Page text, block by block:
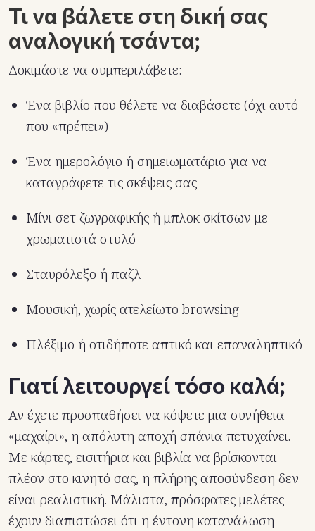
Τι να βάλετε στη δική σας
αναλογική τσάντα;
Δοκιμάστε να συμπεριλάβετε:
Ένα βιβλίο που θέλετε να διαβάσετε (όχι αυτό
που «πρέπει»)
Ένα ημερολόγιο ή σημειωματάριο για να
καταγράφετε τις σκέψεις σας
Μίνι σετ ζωγραφικής ή μπλοκ σκίτσων με
χρωματιστά στυλό
Σταυρόλεξο ή παζλ
Μουσική, χωρίς ατελείωτο browsing
Πλέξιμο ή οτιδήποτε απτικό και επαναληπτικό
Γιατί λειτουργεί τόσο καλά;
Αν έχετε προσπαθήσει να κόψετε μια συνήθεια
«μαχαίρι», η απόλυτη αποχή σπάνια πετυχαίνει.
Με κάρτες, εισιτήρια και βιβλία να βρίσκονται
πλέον στο κινητό σας, η πλήρης αποσύνδεση δεν
είναι ρεαλιστική. Μάλιστα, πρόσφατες μελέτες
έχουν διαπιστώσει ότι η έντονη κατανάλωση